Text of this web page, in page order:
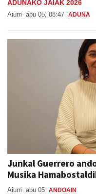
ADUNAKO JAIAK 2026
Aiurri abu 05, 08:47 ADUNA
Junkal Guerrero
Musika
Aiurri abu 05 ANDOAIN